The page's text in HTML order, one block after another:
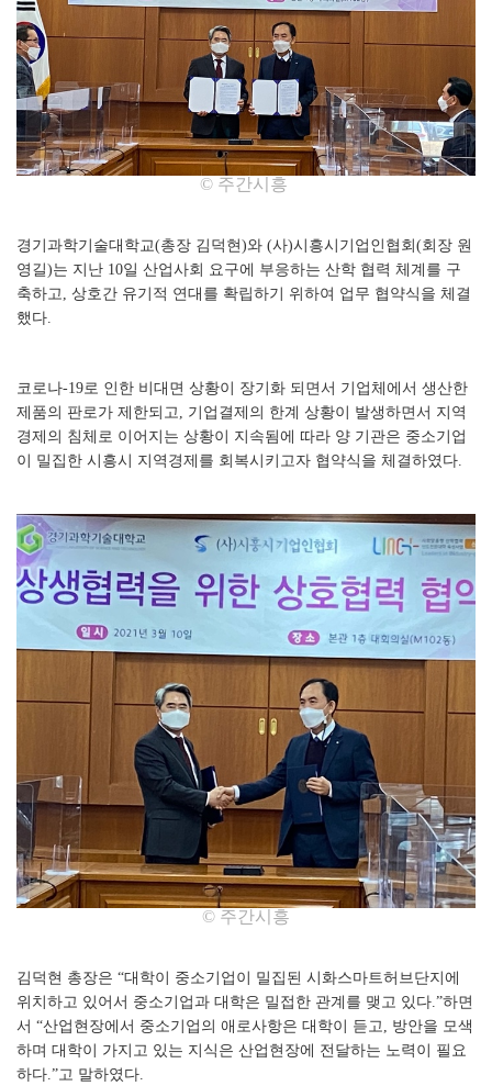
© 주간시흥
경기과학기술대학교(총장 김덕현)와 (사)시흥시기업인협회(회장 원
영길)는 지난 10일 산업사회 요구에 부응하는 산학 협력 체계를 구
축하고, 상호간 유기적 연대를 확립하기 위하여 업무 협약식을 체결
했다.
코로나-19로 인한 비대면 상황이 장기화 되면서 기업체에서 생산한
제품의 판로가 제한되고, 기업결제의 한계 상황이 발생하면서 지역
경제의 침체로 이어지는 상황이 지속됨에 따라 양 기관은 중소기업
이 밀집한 시흥시 지역경제를 회복시키고자 협약식을 체결하였다.
© 주간시흥
김덕현 총장은 “대학이 중소기업이 밀집된 시화스마트허브단지에
위치하고 있어서 중소기업과 대학은 밀접한 관계를 맺고 있다.”하면
서 “산업현장에서 중소기업의 애로사항은 대학이 듣고, 방안을 모색
하며 대학이 가지고 있는 지식은 산업현장에 전달하는 노력이 필요
하다.”고 말하였다.